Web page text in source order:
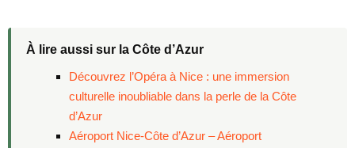
À lire aussi sur la Côte d’Azur
Découvrez l’Opéra à Nice : une immersion
culturelle inoubliable dans la perle de la Côte
d’Azur
Aéroport Nice-Côte d’Azur – Aéroport